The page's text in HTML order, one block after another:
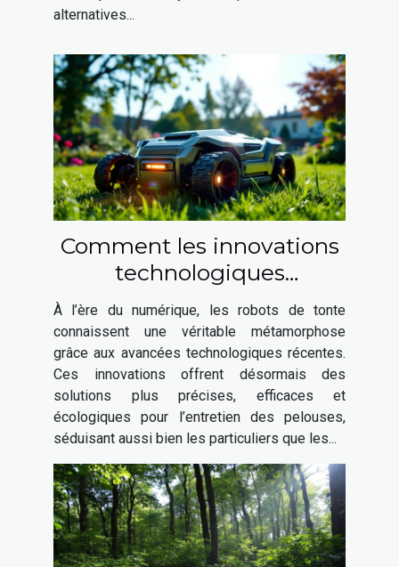
alternatives...
Comment les innovations
technologiques
transforment-elles les
robots de tonte ?
À l’ère du numérique, les robots de tonte
connaissent une véritable métamorphose
grâce aux avancées technologiques récentes.
Ces innovations offrent désormais des
solutions plus précises, efficaces et
écologiques pour l’entretien des pelouses,
séduisant aussi bien les particuliers que les...